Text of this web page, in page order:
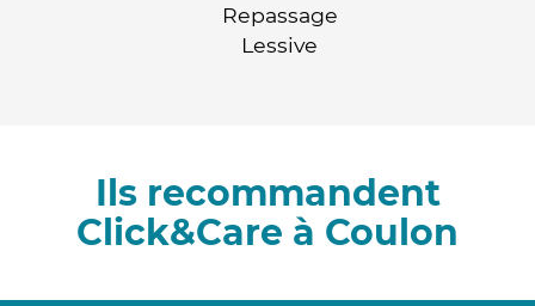
Repassage
Lessive
Ils recommandent
Click&Care à Coulon